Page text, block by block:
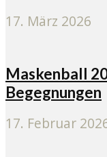
17. März 2026
Maskenball
Begegnungen
17. Februar